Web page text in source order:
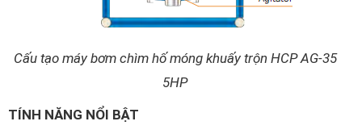
Cấu tạo máy bơm chìm hố móng khuấy trộn HCP AG-35
5HP
TÍNH NĂNG NỔI BẬT